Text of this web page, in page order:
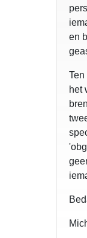
en
het